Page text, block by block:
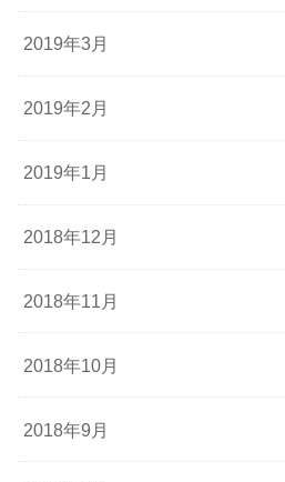
2019年3月
2019年2月
2019年1月
2018年12月
2018年11月
2018年10月
2018年9月